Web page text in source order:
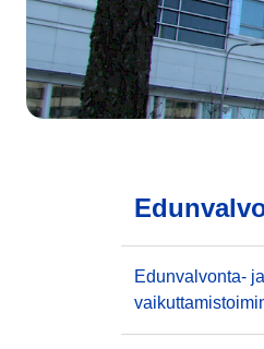
Edunvalvonta- ja